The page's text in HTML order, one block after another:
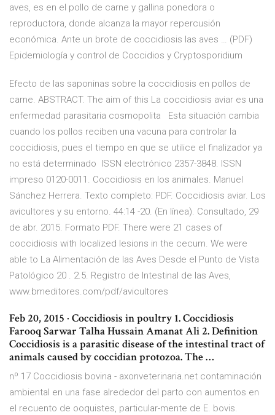
aves, es en el pollo de carne y gallina ponedora o
reproductora, donde alcanza la mayor repercusión
económica. Ante un brote de coccidiosis las aves … (PDF)
Epidemiología y control de Coccidios y Cryptosporidium
Efecto de las saponinas sobre la coccidiosis en pollos de
carne. ABSTRACT. The aim of this La coccidiosis aviar es una
enfermedad parasitaria cosmopolita Esta situación cambia
cuando los pollos reciben una vacuna para controlar la
coccidiosis, pues el tiempo en que se utilice el finalizador ya
no está determinado ISSN electrónico 2357-3848. ISSN
impreso 0120-0011. Coccidiosis en los animales. Manuel
Sánchez Herrera. Texto completo: PDF. Coccidiosis aviar. Los
avicultores y su entorno. 44:14 -20. (En línea). Consultado, 29
de abr. 2015. Formato PDF. There were 21 cases of
coccidiosis with localized lesions in the cecum. We were
able to La Alimentación de las Aves Desde el Punto de Vista
Patológico 20 . 2.5. Registro de Intestinal de las Aves,
www.bmeditores.com/pdf/avicultores
Feb 20, 2015 · Coccidiosis in poultry 1. Coccidiosis
Farooq Sarwar Talha Hussain Amanat Ali 2. Definition
Coccidiosis is a parasitic disease of the intestinal tract of
animals caused by coccidian protozoa. The …
nº 17 Coccidiosis bovina - axonveterinaria.net contaminación
ambiental en una fase alrededor del parto con aumentos en
el recuento de ooquistes, particular-mente de E. bovis.